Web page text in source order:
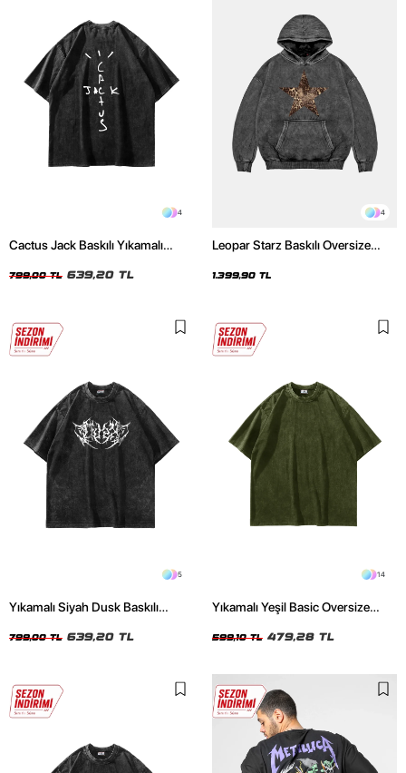
4
Cactus Jack Baskılı Yıkamalı
799,00 TL 639,20 TL
4
Leopar Starz Baskılı Oversize
Hoodie
1.399,90 TL
5
Yıkamalı Siyah Dusk Baskılı
799,00 TL 639,20 TL
14
Yıkamalı Yeşil Basic Oversize
599,10 TL 479,28 TL